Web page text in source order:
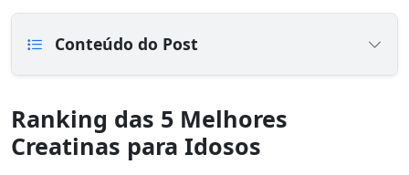
Conteúdo do Post
Ranking das 5 Melhores
Creatinas para Idosos